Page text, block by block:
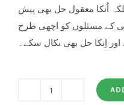
اُنکا معقول حل بھی پیش
کے مسئلوں کو اچھی طرح
اِنکا حل بھی نکال سکے۔